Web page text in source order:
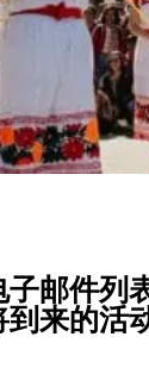
子邮件列
到来的活